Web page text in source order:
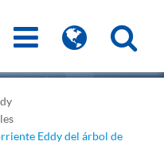
Eddy del árbol de